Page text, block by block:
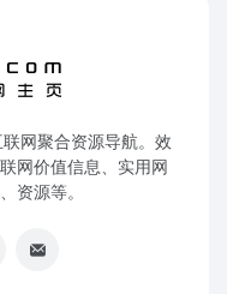
网聚合资源导航。效
网价值信息、实用网
资源等。